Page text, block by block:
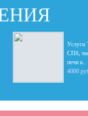
СПб,
печи к..
4000